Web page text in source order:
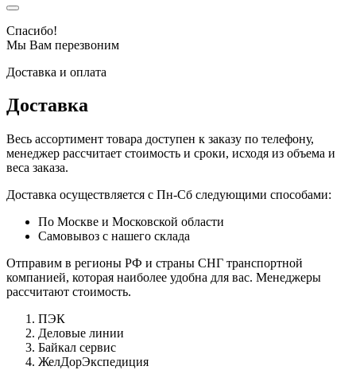
Спасибо!
Мы Вам перезвоним
Доставка и оплата
Доставка
Весь ассортимент товара доступен к заказу по телефону,
менеджер рассчитает стоимость и сроки, исходя из объема и
веса заказа.
Доставка осуществляется с Пн-Сб следующими способами:
По Москве и Московской области
Самовывоз с нашего склада
Отправим в регионы РФ и страны СНГ транспортной
компанией, которая наиболее удобна для вас. Менеджеры
рассчитают стоимость.
ПЭК
Деловые линии
Байкал сервис
ЖелДорЭкспедиция